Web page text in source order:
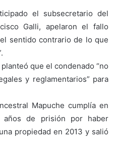
el subsecretario del
Galli, apelaron el fallo
sentido contrario de lo que
que el condenado “no
y reglamentarios” para
Mapuche cumplía en
de prisión por haber
propiedad en 2013 y salió